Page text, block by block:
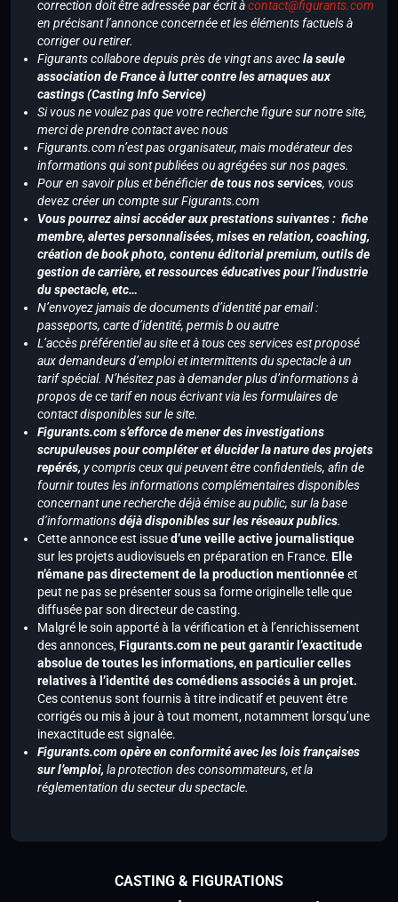
correction doit être adressée par écrit àcontact@figurants.com
en précisant l’annonce concernée et les éléments factuels à
corriger ou retirer.
Figurants collabore depuis près de vingt ans avecla seule
association de France à lutter contre les arnaques aux
castings (Casting Info Service)
Si vous ne voulez pas que votre recherche figure sur notre site,
merci de prendre contact avec nous
Figurants.com n’est pas organisateur, mais modérateur des
informations qui sont publiées ou agrégées sur nos pages.
Pour en savoir plus et bénéficierde tous nos services, vous
devez créer un compte sur Figurants.com
Vous pourrez ainsi accéder aux prestations suivantes : fiche
membre, alertes personnalisées, mises en relation, coaching,
création de book photo, contenu éditorial premium, outils de
gestion de carrière, et ressources éducatives pour l’industrie
du spectacle, etc…
N’envoyez jamais de documents d’identité par email :
passeports, carte d’identité, permis b ou autre
L’accès préférentiel au site et à tous ces services est proposé
aux demandeurs d’emploi et intermittents du spectacle à un
tarif spécial. N’hésitez pas à demander plus d’informations à
propos de ce tarif en nous écrivant via les formulaires de
contact disponibles sur le site.
Figurants.com s’efforce de mener des investigations
scrupuleuses pour compléter et élucider la nature des projets
repérés, y compris ceux qui peuvent être confidentiels, afin de
fournir toutes les informations complémentaires disponibles
concernant une recherche déjà émise au public, sur la base
d’informationsdéjà disponibles sur les réseaux publics.
Cette annonce est issued’une veille active journalistique
sur les projets audiovisuels en préparation en France. Elle
n’émane pas directement de la production mentionnéeet
peut ne pas se présenter sous sa forme originelle telle que
diffusée par son directeur de casting.
Malgré le soin apporté à la vérification et à l’enrichissement
des annonces,Figurants.com ne peut garantir l’exactitude
absolue de toutes les informations, en particulier celles
relatives à l’identité des comédiens associés à un projet.
Ces contenus sont fournis à titre indicatif et peuvent être
corrigés ou mis à jour à tout moment, notamment lorsqu’une
inexactitude est signalée.
Figurants.com opère en conformité avec les lois françaises
sur l’emploi, la protection des consommateurs, et la
réglementation du secteur du spectacle.
CASTING & FIGURATIONS